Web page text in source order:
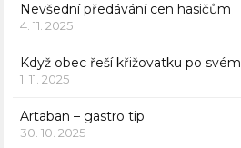
Nevšední předávání cen hasičům
4. 11. 2025
Když obec řeší křižovatku po svém
1. 11. 2025
Artaban – gastro tip
30. 10. 2025